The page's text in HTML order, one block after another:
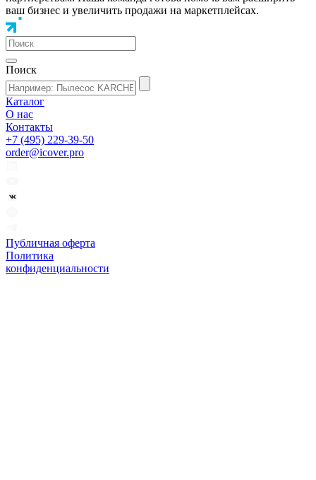
ваш бизнес и увеличить продажи на маркетплейсах.
Поиск
Каталог
О нас
Контакты
+7 (495) 229-39-50
order@icover.pro
Публичная оферта
Политика
конфиденциальности